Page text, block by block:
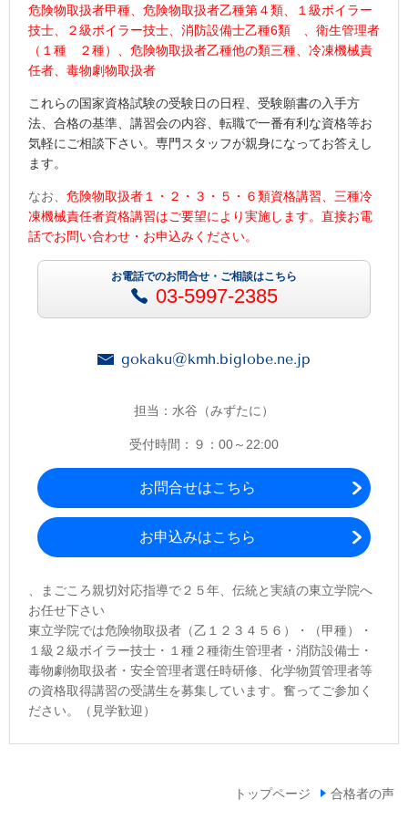
危険物取扱者甲種、危険物取扱者乙種第４類、１級ボイラー
技士、
２級ボイラー技士、 消防設備士乙種6類 、衛生管理者
（１種 ２種）、 危険物取扱者乙種他の類三種、冷凍機械責
任者、毒物劇物取扱者
これらの国家資格試験の受験日の日程、受験願書の入手方
法、合格の基準、講習会の内容、転職で一番有利な資格等お
気軽にご相談下さい。専門スタッフが親身になってお答えし
ます。
なお、 危険物取扱者１・２・３・５・６類資格講習、三種冷
凍機械責任者資格講習はご要望により実施します。直接お電
話でお問い合わせ・お申込みください。
お電話でのお問合せ・ご相談はこちら
03-5997-2385
gokaku@kmh.biglobe.ne.jp
担当：水谷（みずたに）
受付時間：９：00～22:00
お問合せはこちら
お申込みはこちら
、まごころ親切対応指導で２５年、伝統と実績の東立学院へ
お任せ下さい
東立学院では危険物取扱者（乙１２３４５６）・（甲種）・
１級２級ボイラー技士・１種２種衛生管理者・消防設備士・
毒物劇物取扱者・安全管理者選任時研修、化学物質管理者等
の資格取得講習の受講生を募集しています。奮ってご参加く
ださい。（見学歓迎）
トップページ 合格者の声